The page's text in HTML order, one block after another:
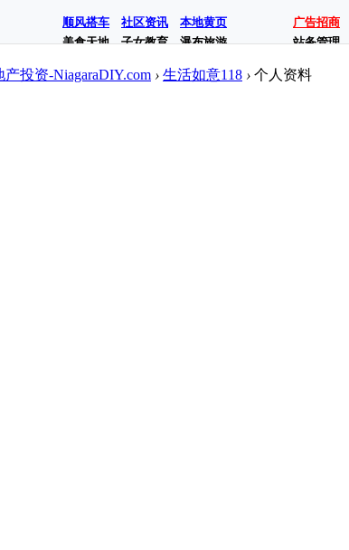
顺风搭车 社区资讯
本地黄页
美食天地
子女教育 瀑布旅游
广告招商
站务管理
投资-NiagaraDIY.com › 生活如意118 › 个人资料